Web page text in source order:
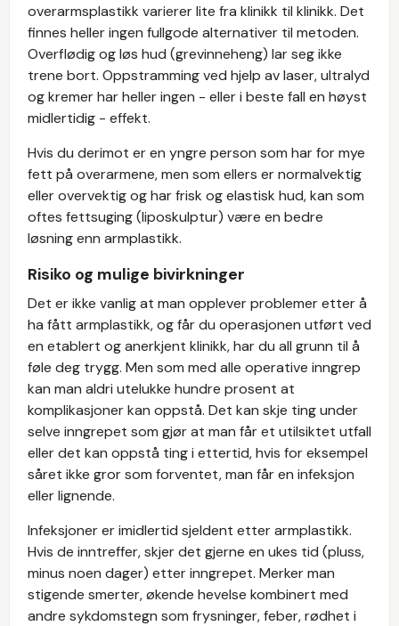
overarmsplastikk varierer lite fra klinikk til klinikk. Det
finnes heller ingen fullgode alternativer til metoden.
Overflødig og løs hud (grevinneheng) lar seg ikke
trene bort. Oppstramming ved hjelp av laser, ultralyd
og kremer har heller ingen - eller i beste fall en høyst
midlertidig - effekt.
Hvis du derimot er en yngre person som har for mye
fett på overarmene, men som ellers er normalvektig
eller overvektig og har frisk og elastisk hud, kan som
oftes fettsuging (liposkulptur) være en bedre
løsning enn armplastikk.
Risiko og mulige bivirkninger
Det er ikke vanlig at man opplever problemer etter å
ha fått armplastikk, og får du operasjonen utført ved
en etablert og anerkjent klinikk, har du all grunn til å
føle deg trygg. Men som med alle operative inngrep
kan man aldri utelukke hundre prosent at
komplikasjoner kan oppstå. Det kan skje ting under
selve inngrepet som gjør at man får et utilsiktet utfall
eller det kan oppstå ting i ettertid, hvis for eksempel
såret ikke gror som forventet, man får en infeksjon
eller lignende.
Infeksjoner er imidlertid sjeldent etter armplastikk.
Hvis de inntreffer, skjer det gjerne en ukes tid (pluss,
minus noen dager) etter inngrepet. Merker man
stigende smerter, økende hevelse kombinert med
andre sykdomstegn som frysninger, feber, rødhet i